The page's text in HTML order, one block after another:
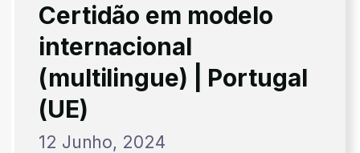
Certidão em modelo
internacional
(multilingue) | Portugal
(UE)
12 Junho, 2024